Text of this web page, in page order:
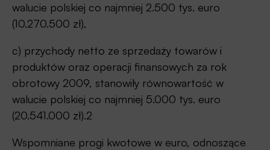
walucie polskiej co najmniej 2.500 tys. euro
(10.270.500 zł),
c) przychody netto ze sprzedaży towarów i
produktów oraz operacji finansowych za rok
obrotowy 2009, stanowiły równowartość w
walucie polskiej co najmniej 5.000 tys. euro
(20.541.000 zł).2
Wspomniane progi kwotowe w euro, odnoszące